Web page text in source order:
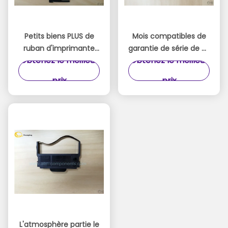
Petits biens PLUS de
ruban d'imprimante
de carnet de RP 2 pour
d'aéroport
Obtenez le meilleur
prix
Mois compatibles de
garantie de série de RP
de rubans d'encre
Obtenez le meilleur
prix
L'atmosphère partie le